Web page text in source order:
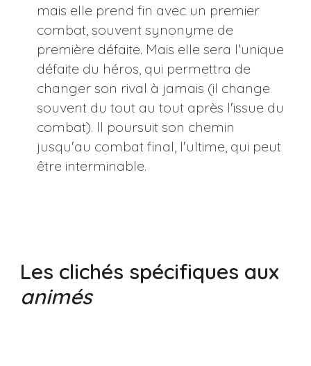
mais elle prend fin avec un premier
combat, souvent synonyme de
première défaite. Mais elle sera l'unique
défaite du héros, qui permettra de
changer son rival à jamais (il change
souvent du tout au tout après l'issue du
combat). Il poursuit son chemin
jusqu'au combat final, l'ultime, qui peut
être interminable.
Les clichés spécifiques aux
animés